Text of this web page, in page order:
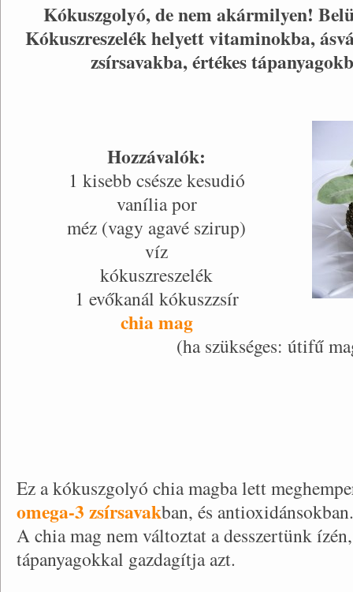
Kókuszgolyó, de nem akármilyen!
Kókuszreszelék helyett vitaminokba,
zsírsavakba, értékes
Hozzávalók:
1 kisebb csésze kesudió
vanília por
méz (vagy agavé szirup)
víz
kókuszreszelék
1 evőkanál kókuszzsír
chia mag
(ha szükséges: útifű
Ez a kókuszgolyó chia magba lett
omega-3 zsírsavakban, és antioxidánsokban.
A chia mag nem változtat a desszertünk
tápanyagokkal gazdagítja azt.